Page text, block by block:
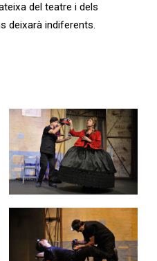
del teatre i dels
deixarà indiferents.